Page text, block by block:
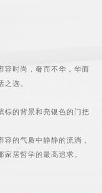
时尚，奢而不华，华而
选。
的背景和亮银色的门把
的气质中静静的流淌，
居哲学的最高追求。